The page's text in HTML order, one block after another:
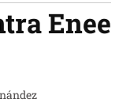
Enee